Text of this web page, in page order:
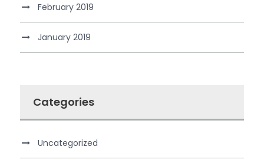
February 2019
January 2019
Categories
Uncategorized